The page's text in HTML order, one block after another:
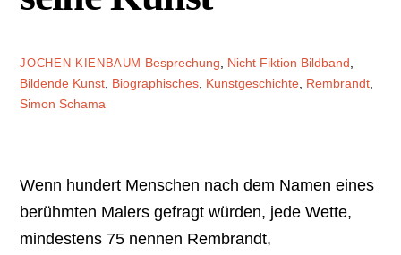
JOCHEN KIENBAUM Besprechung Nicht Fiktion Bildband
Bildende Kunst Biographisches Kunstgeschichte Rembrandt
Simon Schama
Wenn hundert Menschen nach dem Namen eines
berühmten Malers gefragt würden, jede Wette,
mindestens 75 nennen Rembrandt,